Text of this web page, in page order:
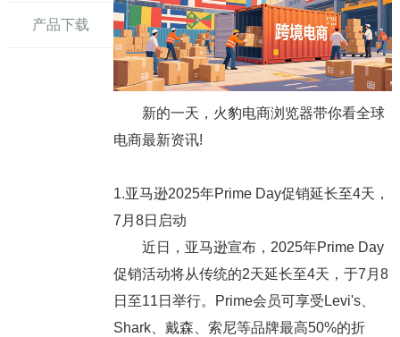
产品下载
新的一天，火豹电商浏览器带你看全球
电商最新资讯!
1.亚马逊2025年Prime Day促销延长至4天，
7月8日启动
近日，亚马逊宣布，2025年Prime Day
促销活动将从传统的2天延长至4天，于7月8
日至11日举行。Prime会员可享受Levi's、
Shark、戴森、索尼等品牌最高50%的折